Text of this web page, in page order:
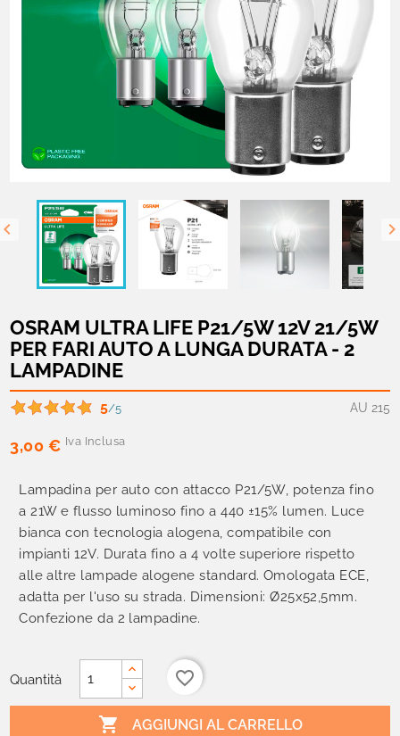
OSRAM ULTRA LIFE P21/5W 12V 21/5W
PER FARI AUTO A LUNGA DURATA - 2
LAMPADINE
AU 215
5/5
3,00 € Iva Inclusa
Lampadina per auto con attacco P21/5W, potenza fino
a 21W e flusso luminoso fino a 440 ±15% lumen. Luce
bianca con tecnologia alogena, compatibile con
impianti 12V. Durata fino a 4 volte superiore rispetto
alle altre lampade alogene standard. Omologata ECE,
adatta per l'uso su strada. Dimensioni: Ø25x52,5mm.
Confezione da 2 lampadine.
Quantità
 AGGIUNGI AL CARRELLO
favorite_border